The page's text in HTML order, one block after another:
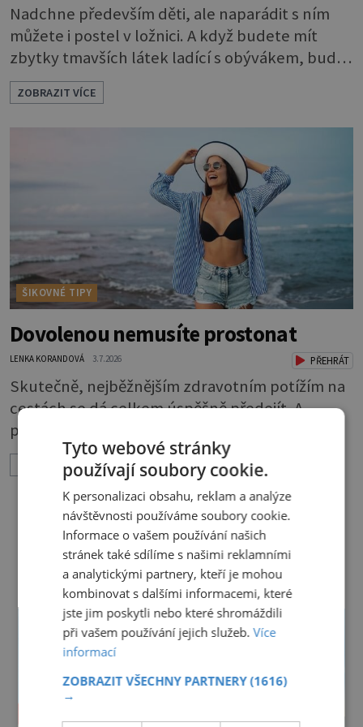
Nadchne především děti, ale naparádit s ním
můžete i postel v ložnici. A když budete mít
zbytky tmavších látek ladící s obývákem, bude
se hodit i tam. Budete potřebovat: - zbytky
barevně sladěných bavlněných látek - 0,5 m
látky na vnitřní polštářek - duté vlákno na výplň
- 2 knoflíky - 0,5 m jednostranně nalepovacího
vlizelínu - pravítko a řezák nebo nůžky Přední
strana s aplikací 1. V
ZOBRAZIT VÍCE
ŠIKOVNÉ TIPY
Dovolenou nemusíte prostonat
LENKA KORANDOVÁ 3.7.2026 PŘEHRÁT
Skutečně, nejběžnějším zdravotním potížím na
cestách se dá celkem úspěšně předejít. A
pravidla, která vás ochrání, nejsou složitá.
Riziko na talíři Drtivou většinu cestovatelských
průjmů vyvolávají fekální bakterie. Do kuchyně
se mohou dostat s přirozeně hnojenou
zeleninou a při nedostatečné hygieně při
přípravě a výdeji jídla se snadno rozšíří ze
zeleninového salátu i na další potraviny. Dobro
ZOBRAZIT VÍCE
DALŠÍ ČLÁNKY Z RUBRIKY ›
Tyto webové stránky
používají soubory cookie.
K personalizaci obsahu, reklam a analýze
návštěvnosti používáme soubory cookie.
Informace o vašem používání našich
stránek také sdílíme s našimi reklamními
a analytickými partnery, kteří je mohou
kombinovat s dalšími informacemi, které
jste jim poskytli nebo které shromáždili
při vašem používání jejich služeb.Více
informací
ZOBRAZIT VŠECHNY PARTNERY(1616)
→